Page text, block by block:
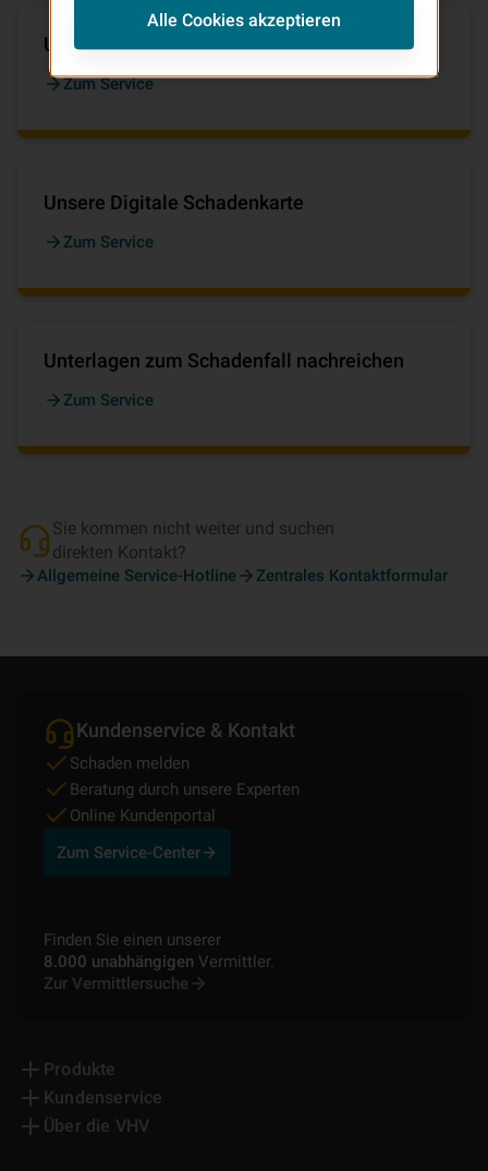
Unser Kundenportal
Zum Service
Unsere Digitale Schadenkarte
Zum Service
Unterlagen zum Schadenfall nachreichen
Zum Service
Sie kommen nicht weiter und suchen
direkten Kontakt?
Allgemeine Service-Hotline Zentrales Kontaktformular
Kundenservice & Kontakt
Schaden melden
Beratung durch unsere Experten
Online Kundenportal
Zum Service-Center
Finden Sie einen unserer
8.000 unabhängigen Vermittler.
Zur Vermittlersuche
Produkte
Kundenservice
Über die VHV
Alle Cookies akzeptieren